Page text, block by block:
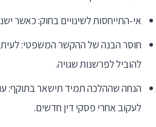
אי-התייחסות לשינויים בחוק: כאשר
חוסר הבנה של ההקשר המשפטי:
להוביל לפרשנות שגויה.
הנחה שההלכה תמיד תישאר בתוקף:
לעקוב אחרי פסקי דין חדשים.